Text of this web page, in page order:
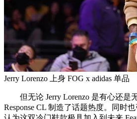
Jerry Lorenzo 上身 FOG x adidas 单品
但无论 Jerry Lorenzo 是有心还是
Response CL 制造了话题热度。同时